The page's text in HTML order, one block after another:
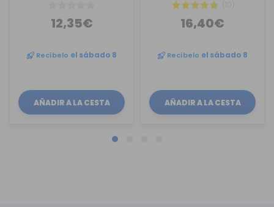
12,35€
Recíbelo el sábado 8
AÑADIR A LA CESTA
(10)
16,40€
Recíbelo el sábado 8
AÑADIR A LA CESTA